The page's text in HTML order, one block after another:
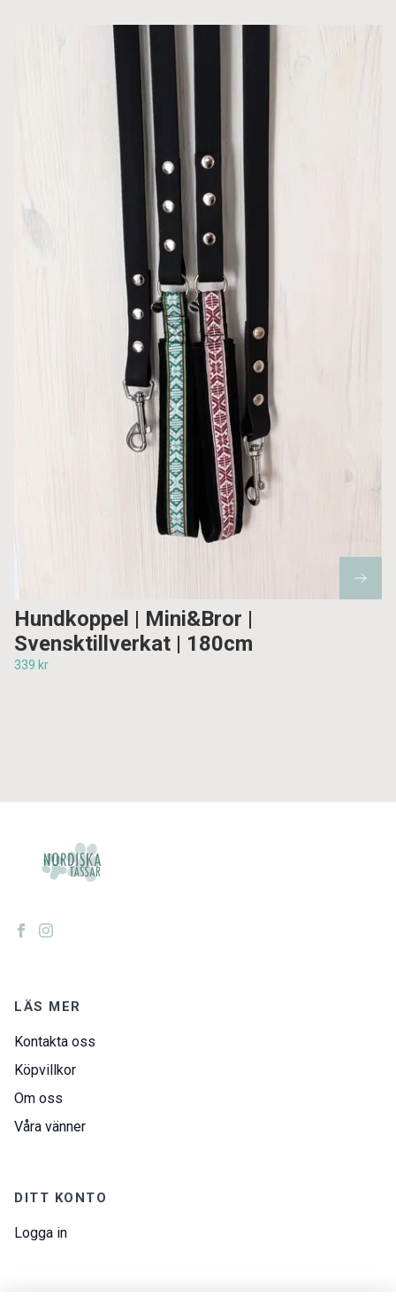
Hundkoppel | Mini&Bror |
Svensktillverkat | 180cm
339 kr
LÄS MER
Kontakta oss
Köpvillkor
Om oss
Våra vänner
DITT KONTO
Logga in